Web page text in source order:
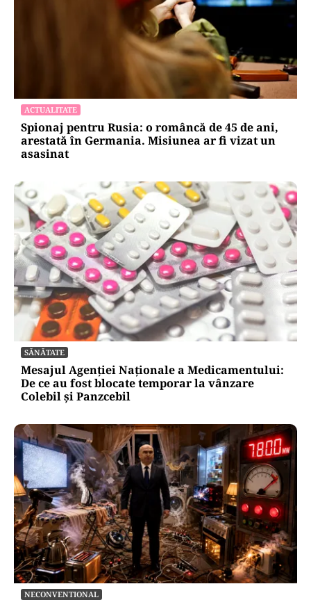
ACTUALITATE
Spionaj pentru Rusia: o româncă de 45 de ani,
arestată în Germania. Misiunea ar fi vizat un
asasinat
SĂNĂTATE
Mesajul Agenției Naționale a Medicamentului:
De ce au fost blocate temporar la vânzare
Colebil și Panzcebil
NECONVENTIONAL